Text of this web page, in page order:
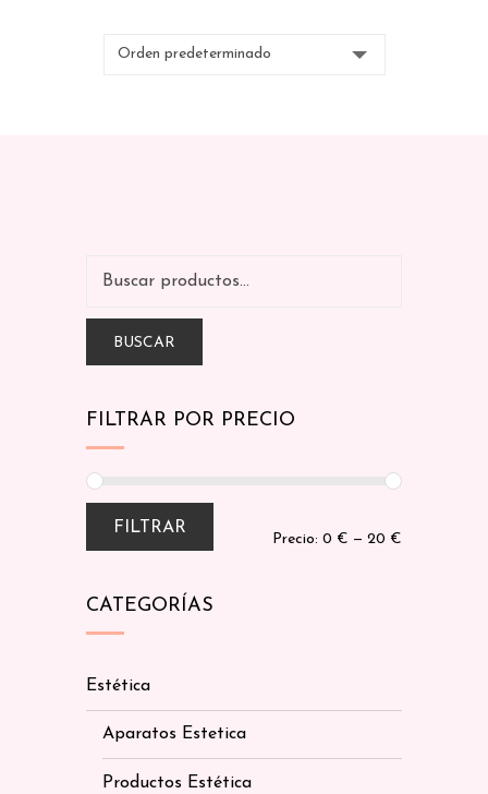
BUSCAR
FILTRAR POR PRECIO
FILTRAR
Precio: 0 € — 20 €
CATEGORÍAS
Estética
Aparatos Estetica
Productos Estética